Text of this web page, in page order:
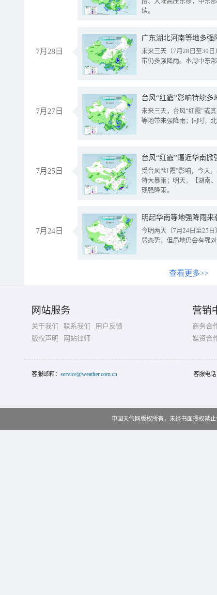
续。
7月28日
广东湖北河南等地多
未来三天（7月28日至30
带仍多强降雨。本周中东
7月27日
台风“红霞”影响持续
未来三天，台风“红霞”或
等地带来强降雨；同时，
7月25日
台风“红霞”逼近华南
受台风“红霞”影响，今天
特大暴雨；明天，【湖南
现强降雨。
7月24日
明起华南等地强降雨
今明两天（7月24日至25
弱态势，但局地仍会有强
查看更多>>
网站服务
关于我们 联系我们
用户反馈
版权声明
网站律师
营销
商务合
媒资合
客服邮箱： service@weather.com.cn 客服电
中国天气网版权所有，未经书面授权